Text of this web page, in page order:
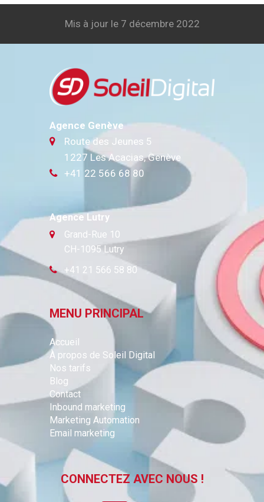
Mis à jour le 7 décembre 2022
Agence Genève
Route des Jeunes 5
1227 Les Acacias, Genève
+41 22 566 68 80
Agence Lutry
Grand-Rue 10
CH-1095 Lutry
+41 21 566 58 80
MENU PRINCIPAL
Accueil
À propos de Soleil Digital
Nos tarifs
Blog
Contact
Inbound marketing
Marketing Automation
Email marketing
CONNECTEZ AVEC NOUS !